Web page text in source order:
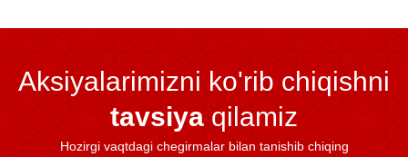
Aksiyalarimizni ko'rib chiqishni
tavsiya qilamiz
Hozirgi vaqtdagi chegirmalar bilan tanishib chiqing